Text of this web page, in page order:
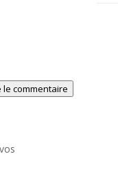
le commentaire